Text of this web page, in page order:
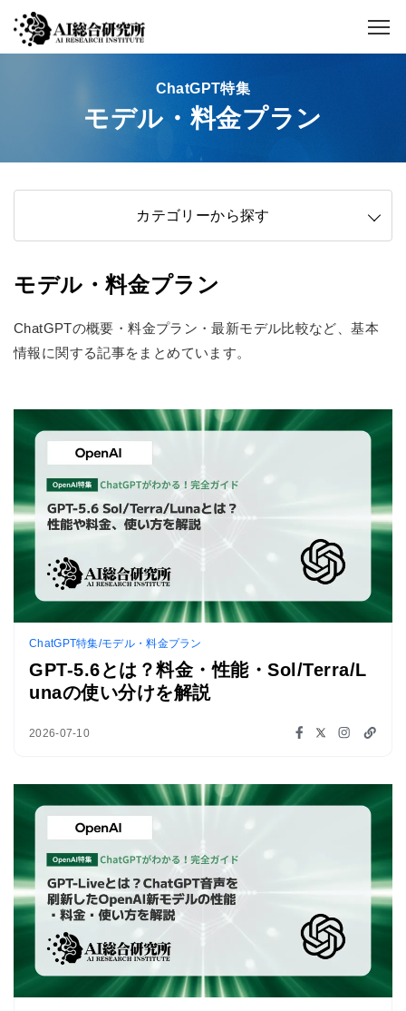
ChatGPT特集
モデル・料金プラン
カテゴリーから探す
モデル・料金プラン
ChatGPTの概要・料金プラン・最新モデル比較など、基本
情報に関する記事をまとめています。
ChatGPT特集/モデル・料金プラン
GPT-5.6とは？料金・性能・Sol/Terra/L
unaの使い分けを解説
2026-07-10